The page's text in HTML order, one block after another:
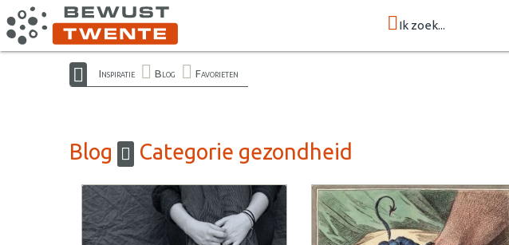
Ik zoek...
Inspiratie Blog Favorieten
Blog Categorie gezondheid